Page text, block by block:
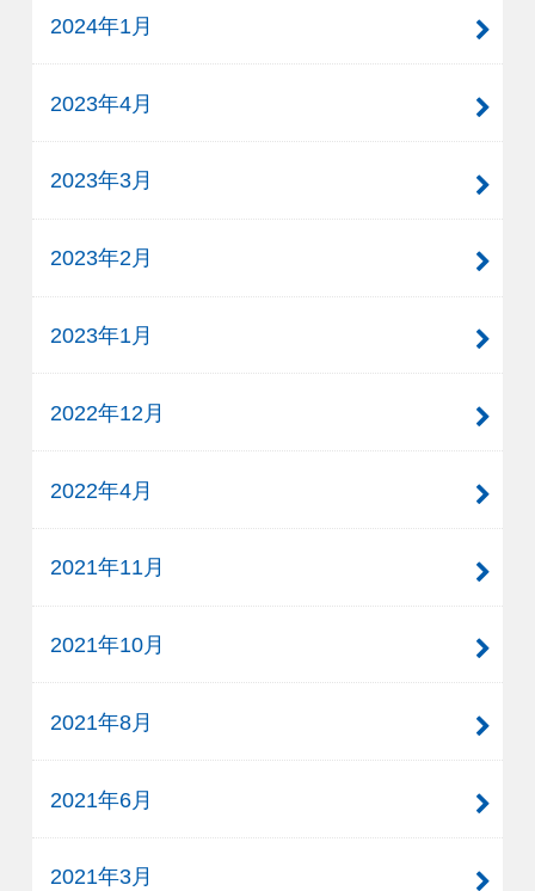
2024年1月
2023年4月
2023年3月
2023年2月
2023年1月
2022年12月
2022年4月
2021年11月
2021年10月
2021年8月
2021年6月
2021年3月